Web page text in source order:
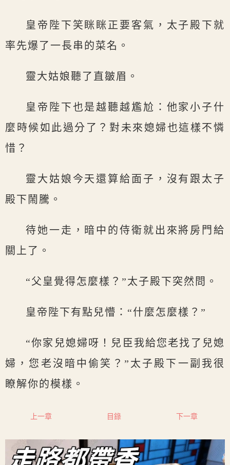
皇帝陛下笑眯眯正要客氣，太子殿下就
率先爆了一長串的菜名。
靈大姑娘聽了直皺眉。
皇帝陛下也是越聽越尷尬：他家小子什
麼時候如此過分了？對未來媳婦也這樣不憐
惜？
靈大姑娘今天還算給面子，沒有跟太子
殿下鬧騰。
待她一走，暗中的侍衛就出來將房門給
關上了。
“父皇覺得怎麼樣？”太子殿下突然問。
皇帝陛下有點兒懵：“什麼怎麼樣？”
“你家兒媳婦呀！兒臣我給您老找了兒媳
婦，您老沒暗中偷笑？”太子殿下一副我很
瞭解你的模樣。
上一章 目錄 下一章